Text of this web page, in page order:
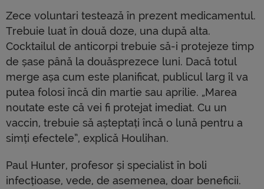
Zece voluntari testează în prezent medicamentul.
Trebuie luat în două doze, una după alta.
Cocktailul de anticorpi trebuie să-i protejeze timp
de șase până la douăsprezece luni. Dacă totul
merge așa cum este planificat, publicul larg îl va
putea folosi încă din martie sau aprilie. „Marea
noutate este că vei fi protejat imediat. Cu un
vaccin, trebuie să așteptați încă o lună pentru a
simți efectele”, explică Houlihan.
Paul Hunter, profesor și specialist în boli
infecțioase, vede, de asemenea, doar beneficii.